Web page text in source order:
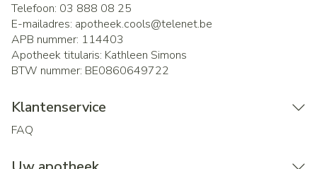
Telefoon: 03 888 08 25
E-mailadres: apotheek.cools@telenet.be
APB nummer: 114403
Apotheek titularis: Kathleen Simons
BTW nummer: BE0860649722
Klantenservice
FAQ